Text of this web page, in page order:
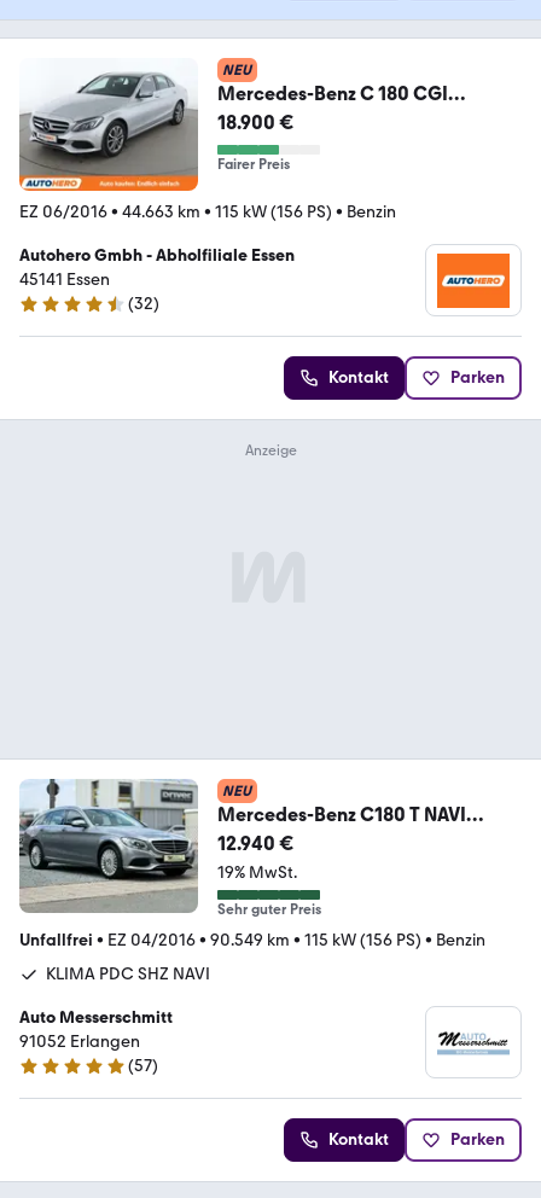
NEU
Mercedes-Benz C 180 CGI
Avantgarde
Aut.*NAVI*LED*PDC*360°
18.900 €
Fairer Preis
EZ 06/2016• 44.663 km • 115 kW (156 PS) • Benzin
Autohero Gmbh - Abholfiliale Essen
45141 Essen
4.7 Sterne
(32)
Kontakt Parken
NEU
Mercedes-Benz C180 T NAVI
KLIMA SHZ TEMPOMAT PDC
12.940 €
19% MwSt.
Sehr guter Preis
Unfallfrei • EZ 04/2016• 90.549 km • 115 kW (156 PS) • Benzin
KLIMA PDC SHZ NAVI
Auto Messerschmitt
91052 Erlangen
4.9 Sterne
(57)
Kontakt Parken